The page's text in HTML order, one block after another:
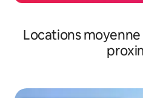
Locations